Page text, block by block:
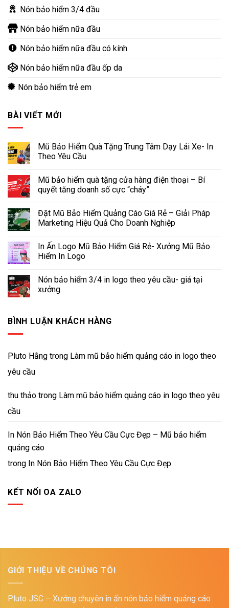
Nón bảo hiểm 3/4 đầu
Nón bảo hiểm nữa đầu
Nón bảo hiểm nữa đầu có kính
Nón bảo hiểm nữa đầu ốp da
Nón bảo hiểm trẻ em
BÀI VIẾT MỚI
Mũ Bảo Hiểm Quà Tặng Trung Tâm Dạy Lái Xe- In
Theo Yêu Cầu
Mũ bảo hiểm quà tặng cửa hàng điện thoại – Bí
quyết tăng doanh số cực “cháy”
Đặt Mũ Bảo Hiểm Quảng Cáo Giá Rẻ – Giải Pháp
Marketing Hiệu Quả Cho Doanh Nghiệp
In Ấn Logo Mũ Bảo Hiểm Giá Rẻ- Xưởng Mũ Bảo
Hiểm In Logo
Nón bảo hiểm 3/4 in logo theo yêu cầu- giá tại
xưởng
BÌNH LUẬN KHÁCH HÀNG
Pluto Hằng trong Làm mũ bảo hiểm quảng cáo in logo theo
yêu cầu
thu thảo trong Làm mũ bảo hiểm quảng cáo in logo theo yêu
cầu
In Nón Bảo Hiểm Theo Yêu Cầu Cực Đẹp – Mũ bảo hiểm
quảng cáo
trong In Nón Bảo Hiểm Theo Yêu Cầu Cực Đẹp
KẾT NỐI OA ZALO
GIỚI THIỆU VỀ CHÚNG TÔI
Pluto JSC – Xưởng chuyên in ấn nón bảo hiểm quảng cáo